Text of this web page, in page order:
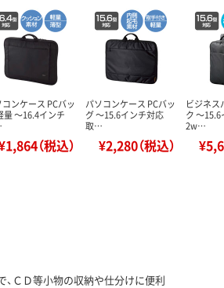
コンケース PCバッ
量 ～16.4インチ
（税込）
パソコンケース PCバッ
グ ～15.6インチ対応
取…
¥2,280（税込）
ビジネス
ク ～
2w…
ＣＤ等小物の収納や仕分けに便利